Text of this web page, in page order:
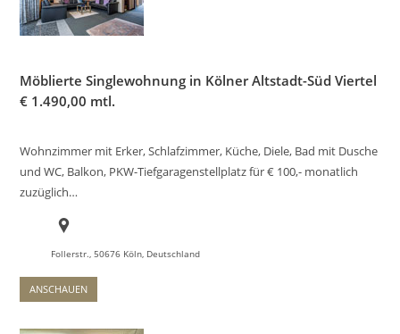
Möblierte Singlewohnung in Kölner Altstadt-Süd Viertel
€ 1.490,00 mtl.
Wohnzimmer mit Erker, Schlafzimmer, Küche, Diele, Bad mit Dusche
und WC, Balkon, PKW-Tiefgaragenstellplatz für € 100,- monatlich
zuzüglich…
Follerstr., 50676 Köln, Deutschland
ANSCHAUEN